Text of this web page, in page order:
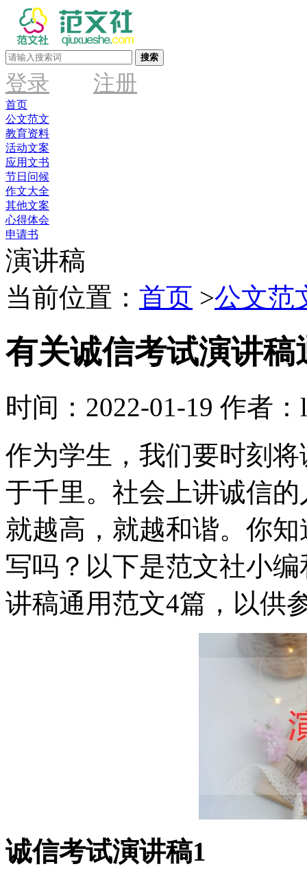
搜索
登录 注册
首页
公文范文
教育资料
活动文案
应用文书
节日问候
作文大全
其他文案
心得体会
申请书
演讲稿
当前位置： 首页 >公文范
有关诚信考试演讲稿
时间：2022-01-19 作者：
作为学生，我们要时刻
于千里。社会上讲诚信
就越高，就越和谐。你
写吗？以下是范文社小
讲稿通用范文4篇，以供
诚信考试演讲稿1